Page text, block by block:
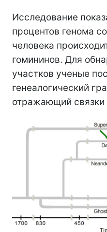
Исследование
процентов генома
человека
гомининов. Для
участков ученые
генеалогический
отражающий